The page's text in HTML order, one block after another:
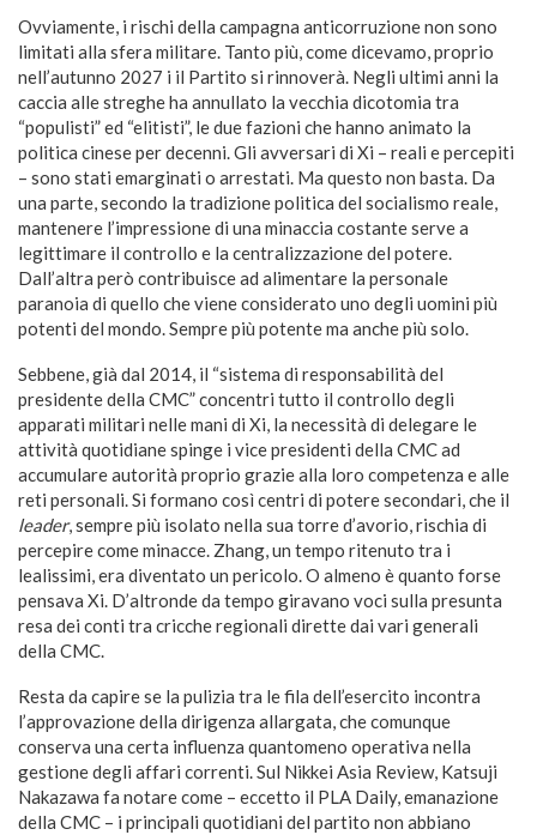
Ovviamente, i rischi della campagna anticorruzione non sono
limitati alla sfera militare. Tanto più, come dicevamo, proprio
nell’autunno 2027 i il Partito si rinnoverà. Negli ultimi anni la
caccia alle streghe ha annullato la vecchia dicotomia tra
“populisti” ed “elitisti”, le due fazioni che hanno animato la
politica cinese per decenni. Gli avversari di Xi – reali e percepiti
– sono stati emarginati o arrestati. Ma questo non basta. Da
una parte, secondo la tradizione politica del socialismo reale,
mantenere l’impressione di una minaccia costante serve a
legittimare il controllo e la centralizzazione del potere.
Dall’altra però contribuisce ad alimentare la personale
paranoia di quello che viene considerato uno degli uomini più
potenti del mondo. Sempre più potente ma anche più solo.
Sebbene, già dal 2014, il “sistema di responsabilità del
presidente della CMC” concentri tutto il controllo degli
apparati militari nelle mani di Xi, la necessità di delegare le
attività quotidiane spinge i vice presidenti della CMC ad
accumulare autorità proprio grazie alla loro competenza e alle
reti personali. Si formano così centri di potere secondari, che il
leader, sempre più isolato nella sua torre d’avorio, rischia di
percepire come minacce. Zhang, un tempo ritenuto tra i
lealissimi, era diventato un pericolo. O almeno è quanto forse
pensava Xi. D’altronde da tempo giravano voci sulla presunta
resa dei conti tra cricche regionali dirette dai vari generali
della CMC.
Resta da capire se la pulizia tra le fila dell’esercito incontra
l’approvazione della dirigenza allargata, che comunque
conserva una certa influenza quantomeno operativa nella
gestione degli affari correnti. Sul Nikkei Asia Review, Katsuji
Nakazawa fa notare come – eccetto il PLA Daily, emanazione
della CMC – i principali quotidiani del partito non abbiano